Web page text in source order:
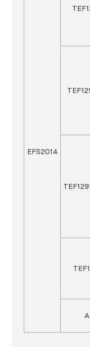
EFS2014